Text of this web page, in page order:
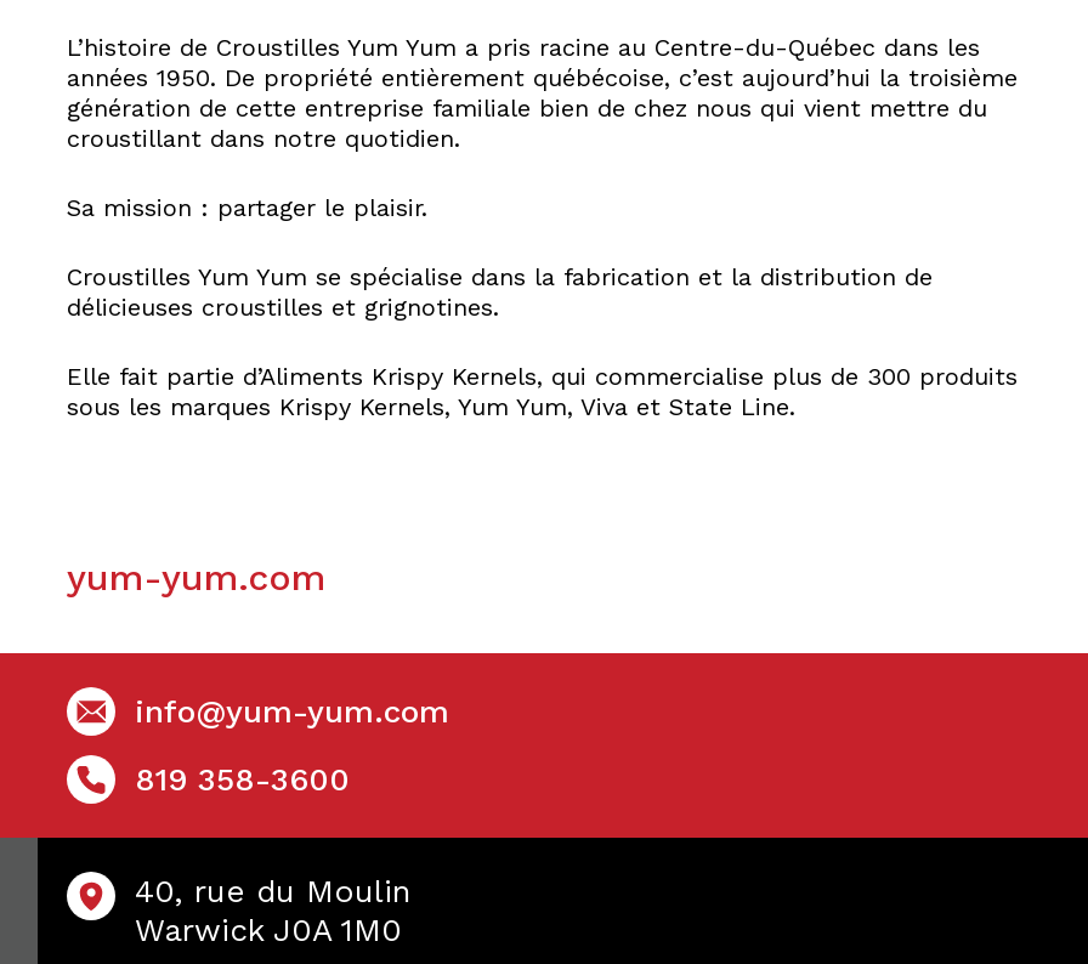
L’histoire de Croustilles Yum Yum a pris racine au Centre-du-Québec dans les
années 1950. De propriété entièrement québécoise, c’est aujourd’hui la troisième
génération de cette entreprise familiale bien de chez nous qui vient mettre du
croustillant dans notre quotidien.
Sa mission : partager le plaisir.
Croustilles Yum Yum se spécialise dans la fabrication et la distribution de
délicieuses croustilles et grignotines.
Elle fait partie d’Aliments Krispy Kernels, qui commercialise plus de 300 produits
sous les marques Krispy Kernels, Yum Yum, Viva et State Line.
yum-yum.com
info@yum-yum.com
819 358-3600
40, rue du Moulin
Warwick J0A 1M0